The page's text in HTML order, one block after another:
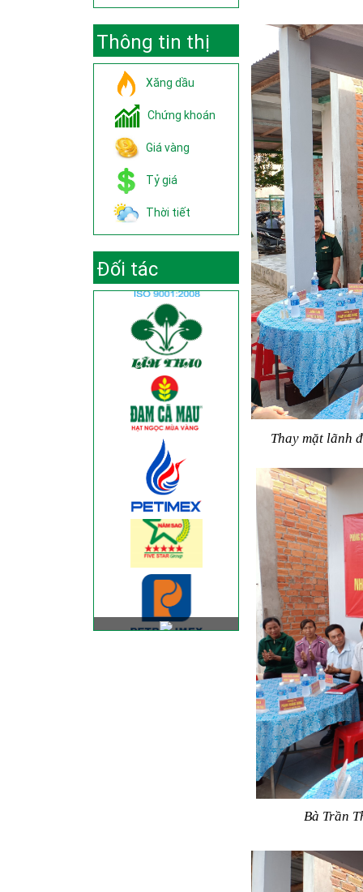
Thông tin thị
trườngXăng dầu
Chứng khoán
Giá vàng
Tỷ giá
Thời tiết
Đối tác
Thay mặt lãnh
Bà Trần